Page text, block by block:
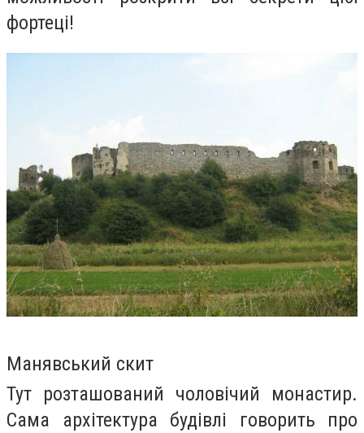
фортеці!
Манявський скит
Тут розташований чоловічий монастир.
Сама архітектура будівлі говорить про